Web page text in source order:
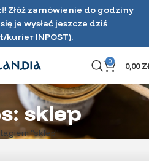
Złóż zamówienie do godziny
je wysłać jeszcze dziś
kurier INPOST).
0 0,00
sklep
"sklep"